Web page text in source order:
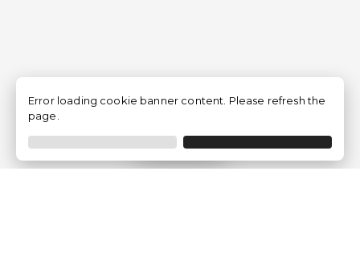
Filtrer
Error loading cookie banner content. Please refresh the
page.